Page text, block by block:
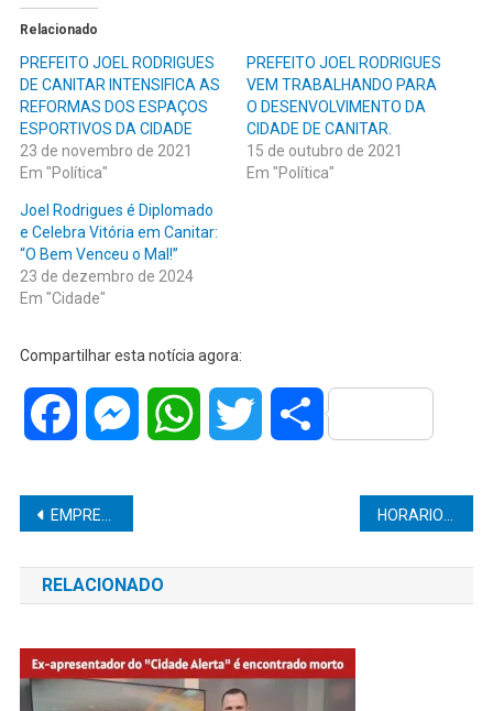
Relacionado
PREFEITO JOEL RODRIGUES
DE CANITAR INTENSIFICA AS
REFORMAS DOS ESPAÇOS
ESPORTIVOS DA CIDADE
23 de novembro de 2021
Em "Política"
PREFEITO JOEL RODRIGUES
VEM TRABALHANDO PARA
O DESENVOLVIMENTO DA
CIDADE DE CANITAR.
15 de outubro de 2021
Em "Política"
Joel Rodrigues é Diplomado
e Celebra Vitória em Canitar:
“O Bem Venceu o Mal!”
23 de dezembro de 2024
Em "Cidade"
Compartilhar esta notícia agora:
Facebook MessengerWhatsAppTwitter Share
Navegação
de
Post
EMPRESÁRIO DE SITE DE APOSTAS É ENCONTRADO SEM VIDA PELO CORPO DE BOMBEIROS NESTE SÁBADO
RELACIONADO